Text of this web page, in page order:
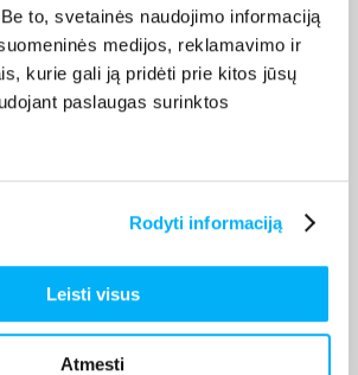
to, svetainės naudojimo informaciją
medijos, reklamavimo ir
kurie gali ją pridėti prie kitos jūsų
paslaugas surinktos
Rodyti informaciją
Leisti visus
Atmesti
nei bet kur kitur.